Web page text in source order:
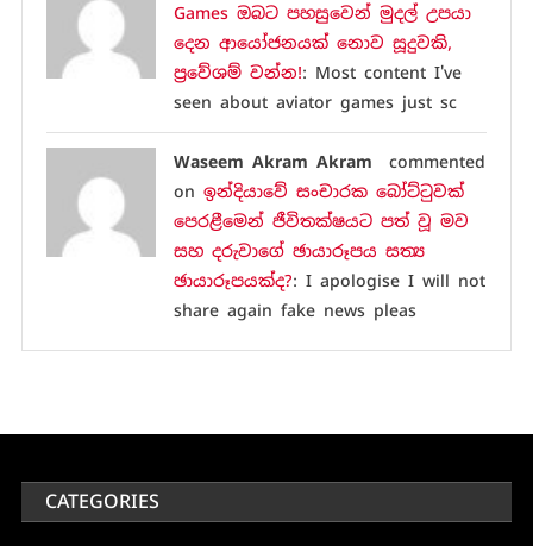
Games ඔබට පහසුවෙන් මුදල් උපයා
දෙන ආයෝජනයක් නොව සූදුවකි,
ප්‍රවේශම් වන්න!: Most content I've
seen about aviator games just sc
Waseem Akram Akram commented
onඉන්දියාවේ සංචාරක බෝට්ටුවක්
පෙරළීමෙන් ජීවිතක්ෂයට පත් වූ මව
සහ දරුවාගේ ඡායාරූපය සත්‍ය
ඡායාරූපයක්ද?: I apologise I will not
share again fake news pleas
CATEGORIES